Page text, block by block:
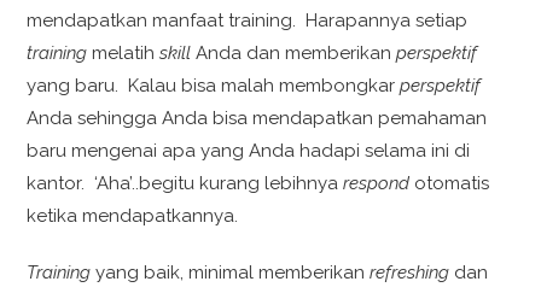
mendapatkan manfaat training. Harapannya setiap
training melatihskill Anda dan memberikanperspektif
yang baru. Kalau bisa malah membongkarperspektif
Anda sehingga Anda bisa mendapatkan pemahaman
baru mengenai apa yang Anda hadapi selama ini di
kantor. ‘Aha’..begitu kurang lebihnyarespond otomatis
ketika mendapatkannya.
Training yang baik, minimal memberikanrefreshing dan